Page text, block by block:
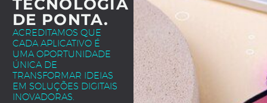
TECNOLOGIA
DE PONTA.
ACREDITAMOS QUE
CADA APLICATIVO É
UMA OPORTUNIDADE
ÚNICA DE
TRANSFORMAR IDEIAS
EM SOLUÇÕES DIGITAIS
INOVADORAS.